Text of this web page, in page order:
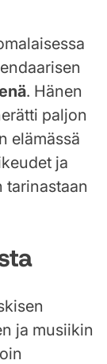
. Hänen
paljon
elämässä
ja
tarinastaan
ja musiikin